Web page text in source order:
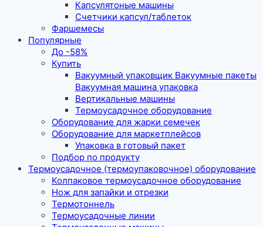
Капсулятоные машины
Счетчики капсул/таблеток
Фаршемесы
Популярные
До -58%
Купить
Вакуумный упаковщик Вакуумные пакеты
Вакуумная машина упаковка
Вертикальные машины
Термоусадочное оборудование
Оборудование для жарки семечек
Оборудование для маркетплейсов
Упаковка в готовый пакет
Подбор по продукту
Термоусадочное (термоупаковочное) оборудование
Колпаковое термоусадочное оборудование
Нож для запайки и отрезки
Термотоннель
Термоусадочные линии